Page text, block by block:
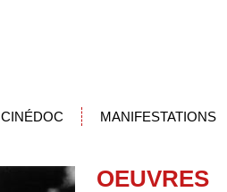
CINÉDOC MANIFESTATIONS
OEUVRES